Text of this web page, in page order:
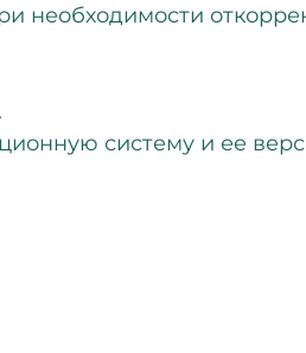
необходимости
систему и ее